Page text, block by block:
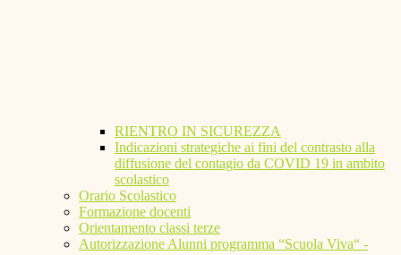
RIENTRO IN SICUREZZA
Indicazioni strategiche ai fini del contrasto alla
diffusione del contagio da COVID 19 in ambito
scolastico
Orario Scolastico
Formazione docenti
Orientamento classi terze
Autorizzazione Alunni programma “Scuola Viva“ -